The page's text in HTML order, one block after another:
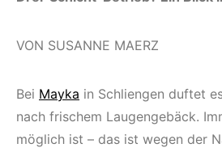
VON SUSANNE MAERZ
Bei Mayka in Schliengen duftet
nach frischem Laugengebäck.
möglich ist – das ist wegen der